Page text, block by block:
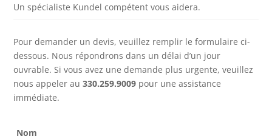
Un spécialiste Kundel compétent vous aidera.
Pour demander un devis, veuillez remplir le formulaire ci-
dessous. Nous répondrons dans un délai d’un jour
ouvrable. Si vous avez une demande plus urgente, veuillez
nous appeler au330.259.9009 pour une assistance
immédiate.
Nom